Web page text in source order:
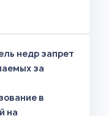
недр запрет
за
в
на